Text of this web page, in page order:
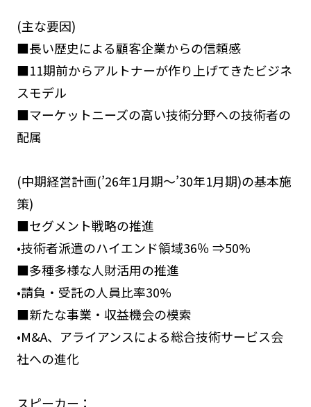
(主な要因)
■長い歴史による顧客企業からの信頼感
■11期前からアルトナーが作り上げてきたビジネ
スモデル
■マーケットニーズの高い技術分野への技術者の
配属
(中期経営計画(’26年1月期～’30年1月期)の基本施
策)
■セグメント戦略の推進
•技術者派遣のハイエンド領域36％ ⇒50%
■多種多様な人財活用の推進
•請負・受託の人員比率30%
■新たな事業・収益機会の模索
•M&A、アライアンスによる総合技術サービス会
社への進化
スピーカー：